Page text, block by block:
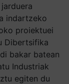
indartzeko
proiektuei
Dibertsifika
bakar batean
Industriak
egiten du